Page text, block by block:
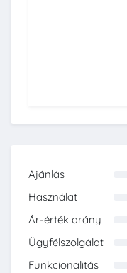
Ajánlás
Használat
Ár-érték arány
Ügyfélszolgálat
Funkcionalitás